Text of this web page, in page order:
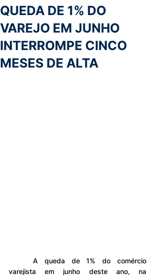
QUEDA DE 1% DO
VAREJO EM JUNHO
INTERROMPE CINCO
MESES DE ALTA
varejista em junho deste ano, na